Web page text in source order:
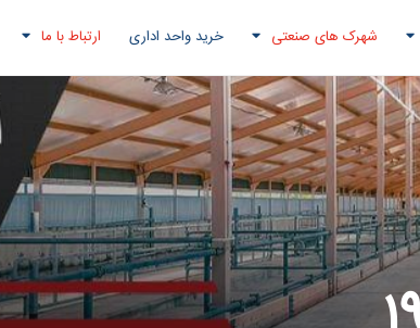
شهرک های صنعتی خرید واحد اداری ارتباط با ما